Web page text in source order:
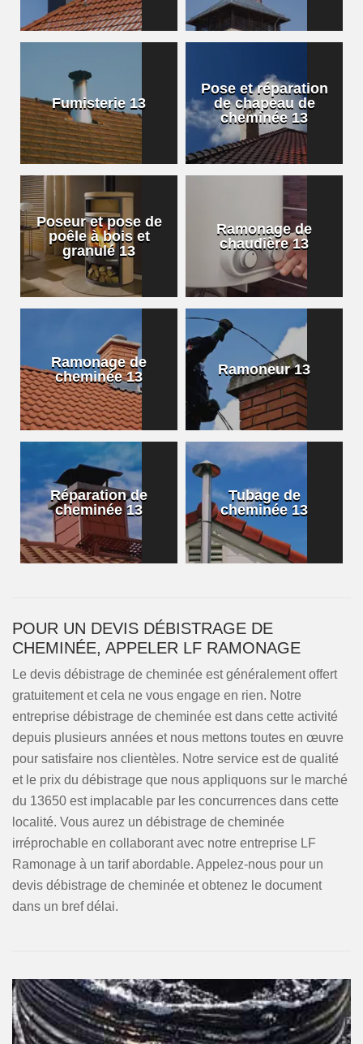
Fumisterie 13
Pose et réparation
de chapeau de
cheminée 13
Poseur et pose de
poêle à bois et
granulé 13
Ramonage de
chaudière 13
Ramonage de
cheminée 13
Ramoneur 13
Réparation de
cheminée 13
Tubage de
cheminée 13
POUR UN DEVIS DÉBISTRAGE DE
CHEMINÉE, APPELER LF RAMONAGE
Le devis débistrage de cheminée est généralement offert
gratuitement et cela ne vous engage en rien. Notre
entreprise débistrage de cheminée est dans cette activité
depuis plusieurs années et nous mettons toutes en œuvre
pour satisfaire nos clientèles. Notre service est de qualité
et le prix du débistrage que nous appliquons sur le marché
du 13650 est implacable par les concurrences dans cette
localité. Vous aurez un débistrage de cheminée
irréprochable en collaborant avec notre entreprise LF
Ramonage à un tarif abordable. Appelez-nous pour un
devis débistrage de cheminée et obtenez le document
dans un bref délai.